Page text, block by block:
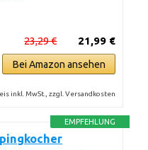
21,99 €
23,29 €
Bei Amazon ansehen
inkl. MwSt., zzgl. Versandkosten
EMPFEHLUNG